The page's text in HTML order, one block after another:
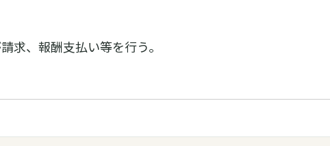
求、報酬支払い等を行う。